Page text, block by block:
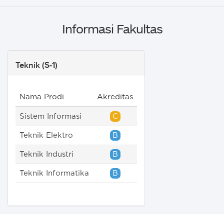
Informasi Fakultas
Teknik (S-1)
Nama Prodi Akreditas
Sistem Informasi C
Teknik Elektro B
Teknik Industri B
Teknik Informatika B